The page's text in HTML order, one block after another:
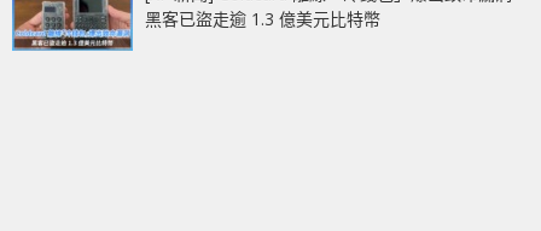
黑客已盜走逾 1.3 億美元比特幣